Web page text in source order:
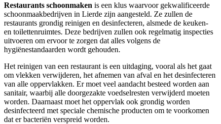
Restaurants schoonmaken is een klus waarvoor gekwalificeerde
schoonmaakbedrijven in Lierde zijn aangesteld. Ze zullen de
restaurants grondig reinigen en desinfecteren, alsmede de keuken-
en toilettenruimtes. Deze bedrijven zullen ook regelmatig inspecties
uitvoeren om ervoor te zorgen dat alles volgens de
hygiënestandaarden wordt gehouden.
Het reinigen van een restaurant is een uitdaging, vooral als het gaat
om vlekken verwijderen, het afnemen van afval en het desinfecteren
van alle oppervlakken. Er moet veel aandacht besteed worden aan
sanitair, waarbij alle doorgezakte voedselresten verwijderd moeten
worden. Daarnaast moet het oppervlak ook grondig worden
desinfecteerd met speciale chemische producten om te voorkomen
dat er bacteriën verspreid worden.